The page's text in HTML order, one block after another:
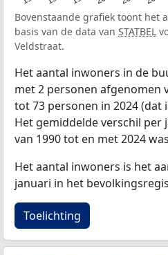
Bovenstaande grafiek toont het
basis van de data van STATBEL
Veldstraat.
Het aantal inwoners in de
met 2 personen afgenomen
tot 73 personen in 2024 (dat
Het gemiddelde verschil per
van 1990 tot en met 2024
Het aantal inwoners is het
januari in het
Toelichting